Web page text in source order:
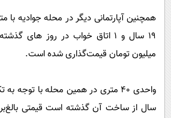
میلیون تومان قیمت‌گذاری شده است.